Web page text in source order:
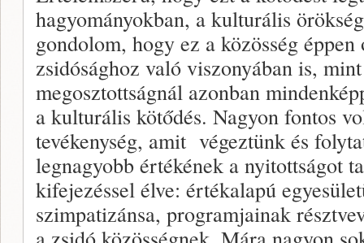
hagyományokban, a kulturális
gondolom, hogy ez a közösség
zsidósághoz való viszonyában is,
megosztottságnál azonban
a kulturális kötődés. Nagyon fontos
tevékenység, amit végeztünk és
legnagyobb értékének a nyitottságot
kifejezéssel élve: értékalapú
szimpatizánsa, programjainak